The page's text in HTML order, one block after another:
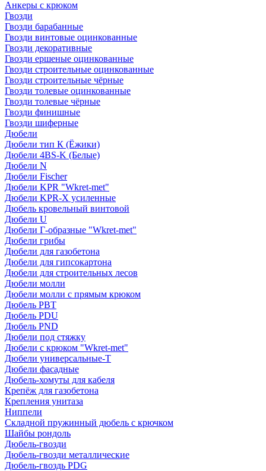
Анкеры с крюком
Гвозди
Гвозди барабанные
Гвозди винтовые оцинкованные
Гвозди декоративные
Гвозди ершеные оцинкованные
Гвозди строительные оцинкованные
Гвозди строительные чёрные
Гвозди толевые оцинкованные
Гвозди толевые чёрные
Гвозди финишные
Гвозди шиферные
Дюбели
Дюбели тип К (Ёжики)
Дюбели 4BS-K (Белые)
Дюбели N
Дюбели Fischer
Дюбели KPR "Wkret-met"
Дюбели KPR-Х усиленные
Дюбель кровельный винтовой
Дюбели U
Дюбели Г-образные "Wkret-met"
Дюбели грибы
Дюбели для газобетона
Дюбели для гипсокартона
Дюбели для строительных лесов
Дюбели молли
Дюбели молли с прямым крюком
Дюбель PBT
Дюбель PDU
Дюбель PND
Дюбели под стяжку
Дюбели с крюком "Wkret-met"
Дюбели универсальные-Т
Дюбели фасадные
Дюбель-хомуты для кабеля
Крепёж для газобетона
Крепления унитаза
Ниппели
Складной пружинный дюбель с крючком
Шайбы рондоль
Дюбель-гвозди
Дюбель-гвозди металлические
Дюбель-гвоздь PDG